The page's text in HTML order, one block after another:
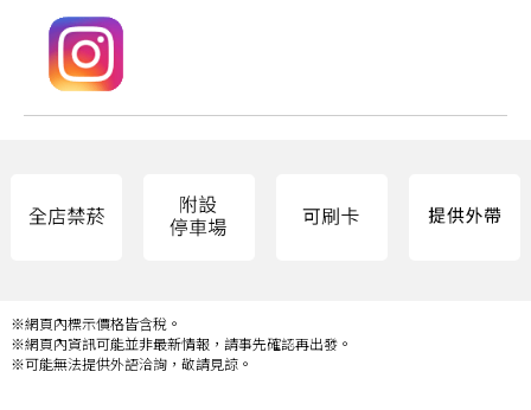
※網頁內標示價格皆含稅。
※網頁內資訊可能並非最新情報，請事先確認再出發。
※可能無法提供外語洽詢，敬請見諒。